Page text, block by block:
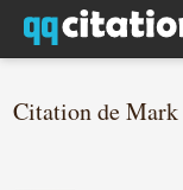
Citation de